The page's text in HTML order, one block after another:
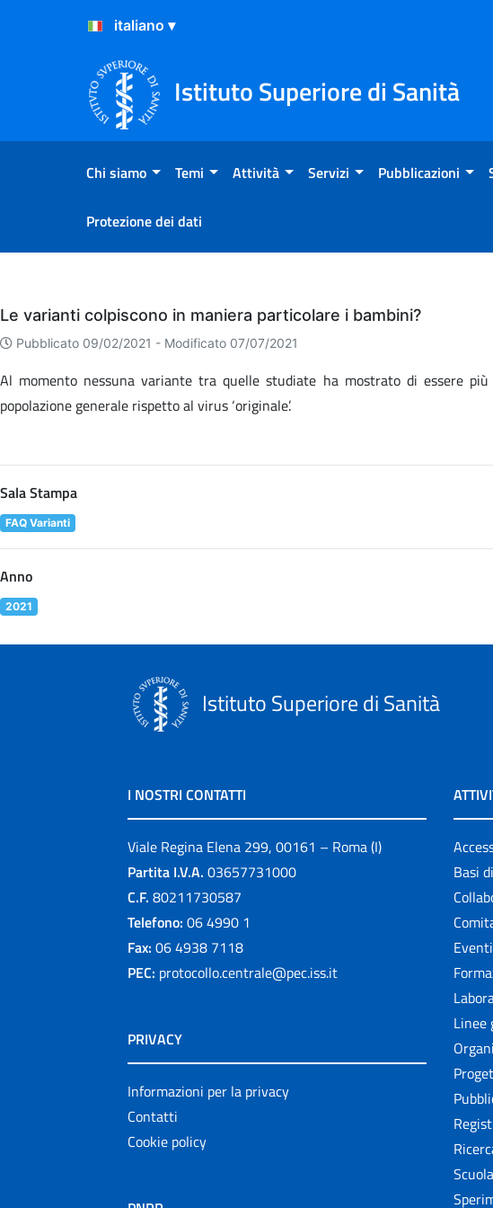
Salta al Contenuto
Salta al Footer
Istituto Superiore di Sanità
Chi siamo Temi Attività Servizi Pubblicazioni
Protezione dei dati
Eventi
Le varianti colpiscono in maniera particolare i bambini?
Pubblicato 09/02/2021 - Modificato 07/07/2021
Al momento nessuna variante tra quelle studiate ha mostrato di essere
popolazione generale rispetto al virus ‘originale’.
Sala Stampa
FAQ Varianti
Anno
2021
Istituto Superiore di Sanità
I NOSTRI CONTATTI
Viale Regina Elena 299, 00161 – Roma (I)
Partita I.V.A. 03657731000
C.F. 80211730587
Telefono: 06 4990 1
Fax: 06 4938 7118
PEC: protocollo.centrale@pec.iss.it
PRIVACY
Informazioni per la privacy
Contatti
Cookie policy
Basi
Eventi
Linee
Scuola